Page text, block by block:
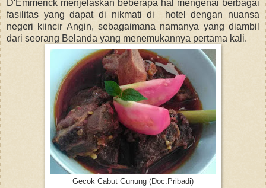
D'Emmerick menjelaskan beberapa hal mengenai berbagai
fasilitas yang dapat di nikmati di hotel dengan nuansa
negeri kiincir Angin, sebagaimana namanya yang diambil
dari seorang Belanda yang menemukannya pertama kali.
Gecok Cabut Gunung (Doc.Pribadi)